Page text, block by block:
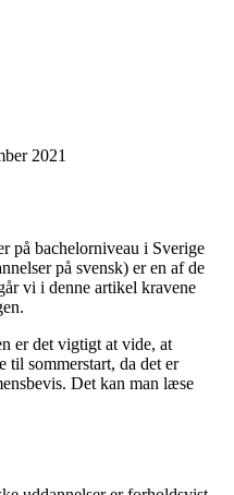
2021
på bachelorniveau i Sverige
på svensk) er en af de
vi i denne artikel kravene
er det vigtigt at vide, at
til sommerstart, da det er
Det kan man læse